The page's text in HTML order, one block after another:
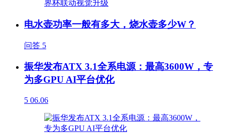
电水壶功率一般有多大，烧水壶多少W？
问答 5
振华发布ATX 3.1全系电源：最高3600W，专
为多GPU AI平台优化
5 06.06